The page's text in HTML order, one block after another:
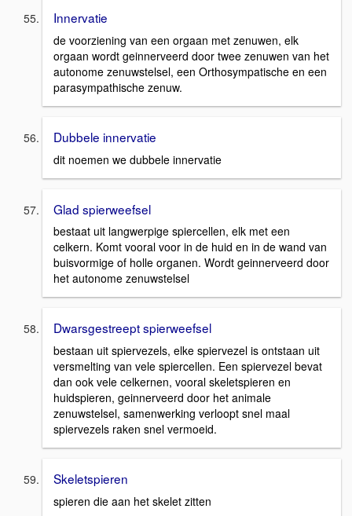
Innervatie
de voorziening van een orgaan met zenuwen, elk
orgaan wordt geinnerveerd door twee zenuwen van het
autonome zenuwstelsel, een Orthosympatische en een
parasympathische zenuw.
Dubbele innervatie
dit noemen we dubbele innervatie
Glad spierweefsel
bestaat uit langwerpige spiercellen, elk met een
celkern. Komt vooral voor in de huid en in de wand van
buisvormige of holle organen. Wordt geinnerveerd door
het autonome zenuwstelsel
Dwarsgestreept spierweefsel
bestaan uit spiervezels, elke spiervezel is ontstaan uit
versmelting van vele spiercellen. Een spiervezel bevat
dan ook vele celkernen, vooral skeletspieren en
huidspieren, geinnerveerd door het animale
zenuwstelsel, samenwerking verloopt snel maal
spiervezels raken snel vermoeid.
Skeletspieren
spieren die aan het skelet zitten